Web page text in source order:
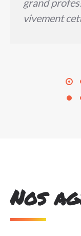
grand
vivement
Nos